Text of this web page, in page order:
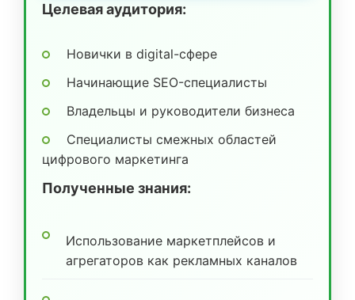
Целевая аудитория:
Новички в digital-сфере
Начинающие SEO-специалисты
Владельцы и руководители бизнеса
Специалисты смежных областей
цифрового маркетинга
Полученные знания:
Использование маркетплейсов и
агрегаторов как рекламных каналов